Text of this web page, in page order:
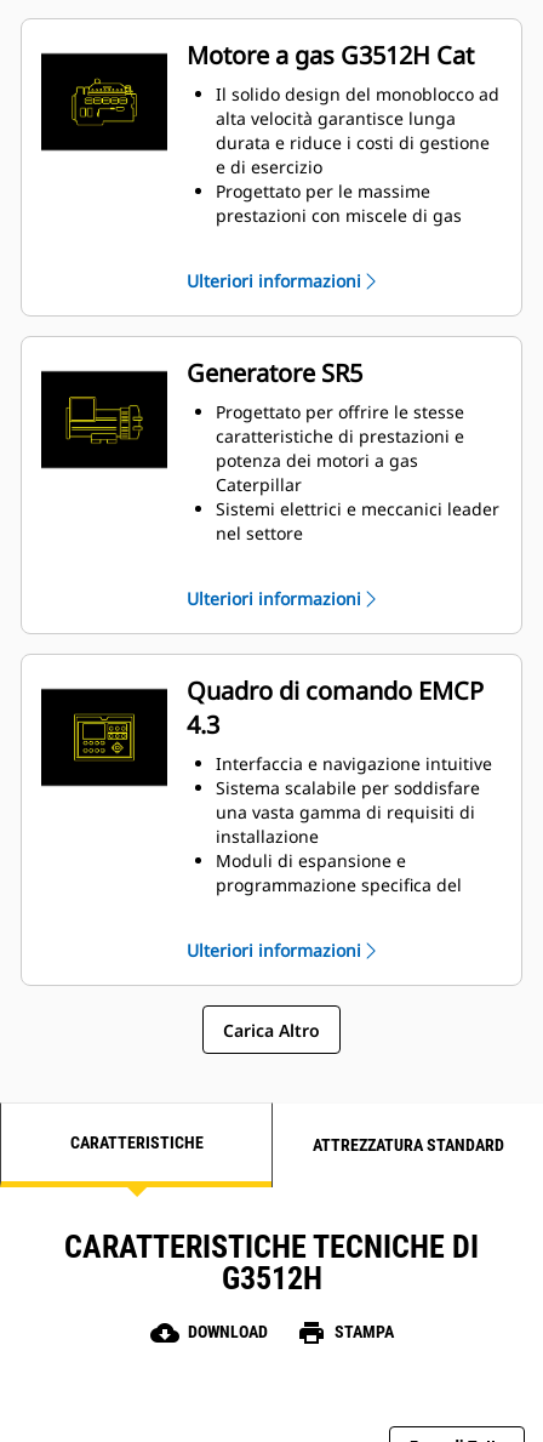
Motore a gas G3512H Cat
Il solido design del monoblocco ad
alta velocità garantisce lunga
durata e riduce i costi di gestione
e di esercizio
Progettato per le massime
prestazioni con miscele di gas
Sistema di combustione ad
apertura semplice per l'affidabilità
e la flessibilità del combustibile
Tecnologia all'avanguardia nel
sistema di accensione e controllo
del rapporto aria/combustibile per
minori emissioni e per l'efficienza
del motore
Un modulo di controllo elettronico
gestisce tutte le funzioni del
motore: accensione, regolazione,
motore
Ulteriori informazioni
Generatore SR5
Progettato per offrire le stesse
caratteristiche di prestazioni e
potenza dei motori a gas
Caterpillar
Sistemi elettrici e meccanici leader
nel settore
Ulteriori informazioni
Quadro di comando EMCP
4.3
Interfaccia e navigazione intuitive
Sistema scalabile per soddisfare
una vasta gamma di requisiti di
installazione
Moduli di espansione e
programmazione specifica del
Ulteriori informazioni
Carica Altro
CARATTERISTICHE ATTREZZATURA STANDARD
CARATTERISTICHE TECNICHE DI
G3512H
cloud_download DOWNLOAD print STAMPA